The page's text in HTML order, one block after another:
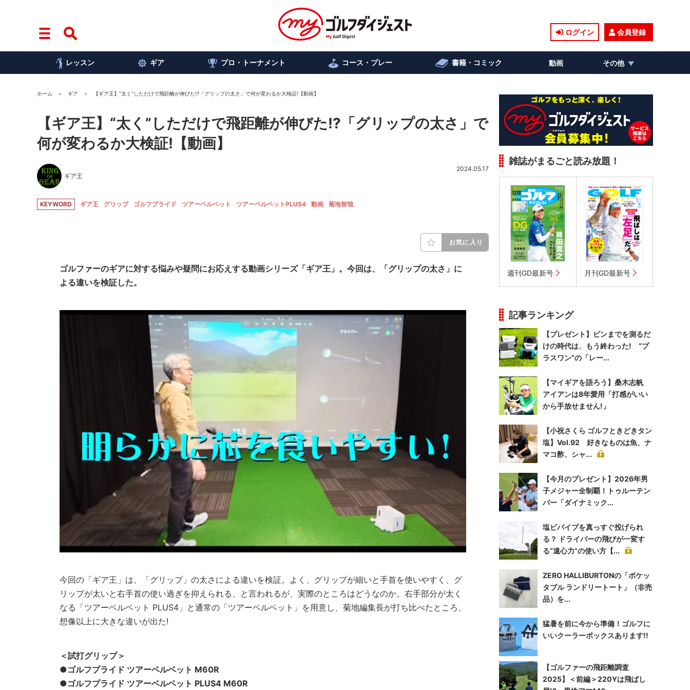
ログイン 会員登録
レッスン ギア プロ・トーナメント コース・プレー 書籍・コミック 動画 その他
ホーム ギア 【ギア王】“太く”しただけで飛距離が伸びた!?「グリップの太さ」で何が変わるか大検証!【動画】
【ギア王】“太く”しただけで飛距離が伸びた!?「グリップの太さ」で
何が変わるか大検証!【動画】
ギア王
2024.05.17
KEYWORD ギア王 グリップ ゴルフプライド ツアーベルベット ツアーベルベットPLUS4 動画 菊地智哉
お気に入り
ゴルファーのギアに対する悩みや疑問にお応えする動画シリーズ「ギア王」。今回は、「グリップの太さ」に
よる違いを検証した。
今回の「ギア王」は、「グリップ」の太さによる違いを検証。よく、グリップが細いと手首を使いやすく、グ
リップが太いと右手首の使い過ぎを抑えられる、と言われるが、実際のところはどうなのか。右手部分が太く
なる「ツアーベルベット PLUS4」と通常の「ツアーベルベット」を用意し、菊地編集長が打ち比べたところ、
想像以上に大きな違いが出た!
＜試打グリップ＞
●ゴルフプライド ツアーベルベット M60R
●ゴルフプライド ツアーベルベット PLUS4 M60R
雑誌がまるごと読み放題！
週刊GD最新号 月刊GD最新号
記事ランキング
【プレゼント】ピンまでを測るだ
けの時代は、もう終わった! “プ
ラスワン”の「レー...
【マイギアを語ろう】桑木志帆
アイアンは8年愛用「打感がいい
から手放せません!」
【小祝さくら ゴルフときどきタン
塩】Vol.92 好きなものは魚、ナ
マコ酢、シャ...
【今月のプレゼント】2026年男
子メジャー全制覇！トゥルーテン
パー「ダイナミック...
塩ビパイプを真っすぐ投げられ
る？ ドライバーの飛びが一変す
る“遠心力”の使い方【...
ZERO HALLIBURTONの「ポケッ
タブル ランドリートート」（非売
品）を...
猛暑を前に今から準備！ゴルフに
いいクーラーボックスあります!!
【ゴルファーの飛距離調査
2025】＜前編＞220Yは飛ばし